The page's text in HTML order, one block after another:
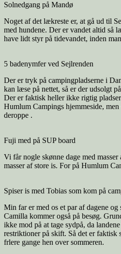
Solnedgang på Mandø
Noget af det lækreste er, at gå ud til
med hundene. Der er vandet altid så
have lidt styr på tidevandet, inden
5 badenymfer ved Sejlrenden
Der er tryk på campingpladserne i
kan læse på nettet, så er der udsolgt
Der er faktisk heller ikke rigtig
Humlum Campings hjemmeside,
deroppe .
Fuji med på SUP board
Vi får nogle skønne dage med
masser af store is. For på Humlum
Spiser is med Tobias som kom på
Min far er med os et par af dagene
Camilla kommer også på besøg.
ikke mod på at tage sydpå, da
restriktioner på skift. Så det er faktisk
frlere gange hen over sommeren.